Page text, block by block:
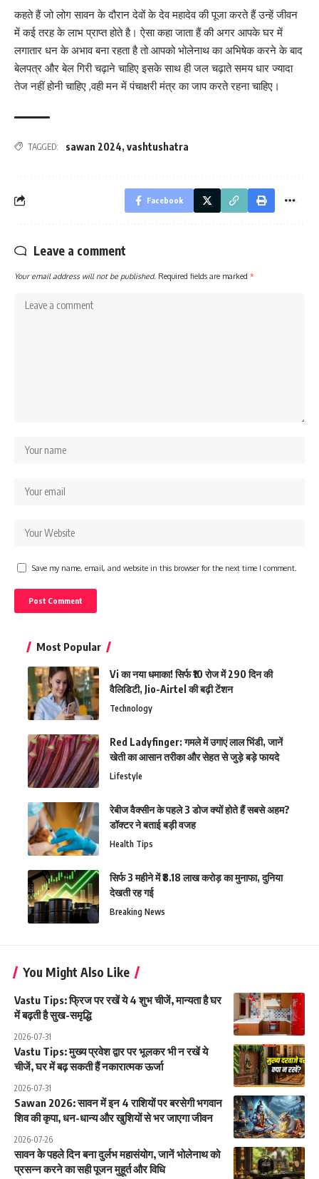
कहते हैं जो लोग सावन के दौरान देवों के देव महादेव की पूजा करते हैं उन्हें जीवन
में कई तरह के लाभ प्राप्त होते है। ऐसा कहा जाता हैं की अगर आपके घर में
लगातार धन के अभाव बना रहता है तो आपको भोलेनाथ का अभिषेक करने के बाद
बेलपत्र और बेल गिरी चढ़ाने चाहिए इसके साथ ही जल चढ़ाते समय धार ज्यादा
तेज नहीं होनी चाहिए ,वही मन में पंचाक्षरी मंत्र का जाप करते रहना चाहिए।
TAGGED: sawan 2024, vashtushatra
Facebook
Leave a comment
Your email address will not be published. Required fields are marked *
Save my name, email, and website in this browser for the next time I comment.
Most Popular
Vi का नया धमाका! सिर्फ ₹10 रोज में 290 दिन की
वैलिडिटी, Jio-Airtel की बढ़ी टेंशन
Technology
Red Ladyfinger: गमले में उगाएं लाल भिंडी, जानें
खेती का आसान तरीका और सेहत से जुड़े बड़े फायदे
Lifestyle
रेबीज वैक्सीन के पहले 3 डोज क्यों होते हैं सबसे अहम?
डॉक्टर ने बताई बड़ी वजह
Health Tips
सिर्फ 3 महीने में ₹8.18 लाख करोड़ का मुनाफा, दुनिया
देखती रह गई
Breaking News
You Might Also Like
Vastu Tips: फ्रिज पर रखें ये 4 शुभ चीजें, मान्यता है घर
में बढ़ती है सुख-समृद्धि
2026-07-31
Vastu Tips: मुख्य प्रवेश द्वार पर भूलकर भी न रखें ये
चीजें, घर में बढ़ सकती हैं नकारात्मक ऊर्जा
2026-07-31
Sawan 2026: सावन में इन 4 राशियों पर बरसेगी भगवान
शिव की कृपा, धन-धान्य और खुशियों से भर जाएगा जीवन
2026-07-26
सावन के पहले दिन बना दुर्लभ महासंयोग, जानें भोलेनाथ को
प्रसन्न करने का सही पूजन मुहूर्त और विधि